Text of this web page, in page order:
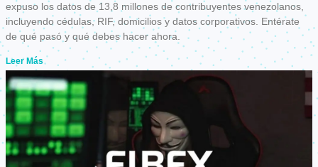
expuso los datos de 13,8 millones de contribuyentes venezolanos,
incluyendo cédulas, RIF, domicilios y datos corporativos. Entérate
de qué pasó y qué debes hacer ahora.
Leer Más